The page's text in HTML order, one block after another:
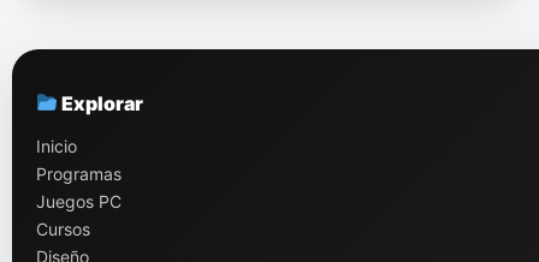
Explorar
Inicio
Programas
Juegos PC
Cursos
Diseño